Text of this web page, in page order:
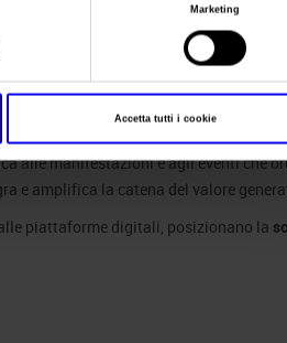
Marketing
Accetta tutti i cookie
le community di riferimento
alle manifestazioni e agli eventi che
e amplifica la catena del valore
piattaforme digitali, posizionano la